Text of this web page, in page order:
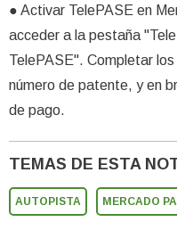
● Activar TelePASE en
acceder a la pestaña
TelePASE". Completar
número de patente, y en
de pago.
TEMAS DE ESTA
AUTOPISTA MERCADO